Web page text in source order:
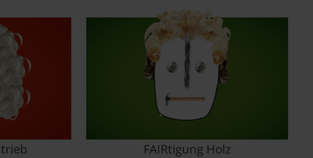
FAIRtigung Holz